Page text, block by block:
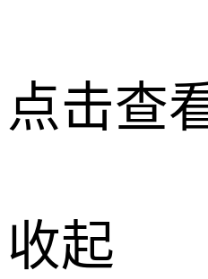
点击查
收起